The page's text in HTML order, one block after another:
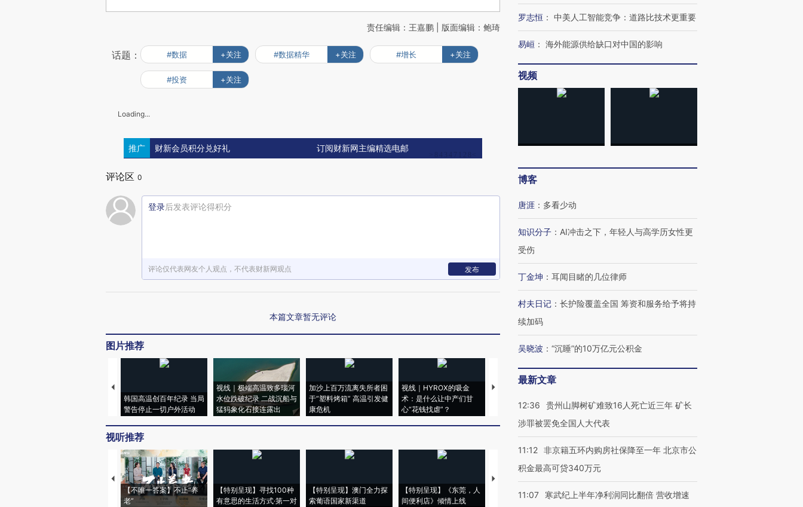
责任编辑：王嘉鹏 | 版面编辑：鲍琦
话题： #数据 +关注 #数据精华 +关注 #增长 +关注
#投资 +关注
Loading...
推广 财新会员积分兑好礼 订阅财新网主编精选电邮
评论区 0
登录后发表评论得积分
评论仅代表网友个人观点，不代表财新网观点 发布
本篇文章暂无评论
图片推荐
韩国高温创百年纪录 当局
警告停止一切户外活动
视线｜极端高温致多瑙河
水位跌破纪录 二战沉船与
猛犸象化石接连露出
加沙上百万流离失所者困
于“塑料烤箱” 高温引发健
康危机
视线｜HYROX的吸金
术：是什么让中产们甘
心“花钱找虐”？
马航飞行员跨国走私7万
育部长拱下台
飞地休达
视听推荐
【不唯一答案】不止“养
老”
【特别呈现】寻找100种
有意思的生活方式·第一对
【特别呈现】澳门全力探
索葡语国家新渠道
【特别呈现】《东莞，人
间便利店》倾情上线
【推广】走进第四届链博
会，让数智科技“链”接产
【特别呈现】寻找100种
有意思的生活方式·第三对
【商旅对话】华住集团
CFO：不靠规模取胜，华
住三大增长引擎是什么？
罗志恒 ： 中美人工智能竞争：道路比技术更重要
易峘 ： 海外能源供给缺口对中国的影响
视频
博客
唐涯 ： 多看少动
知识分子 ： AI冲击之下，年轻人与高学历女性更
受伤
丁金坤 ： 耳闻目睹的几位律师
村夫日记 ： 长护险覆盖全国 筹资和服务给予将持
续加码
吴晓波 ： “沉睡”的10万亿元公积金
最新文章
12:36
贵州山脚树矿难致16人死亡近三年 矿长
涉罪被罢免全国人大代表
11:12 非京籍五环内购房社保降至一年 北京市公
积金最高可贷340万元
11:07
寒武纪上半年净利润同比翻倍 营收增速